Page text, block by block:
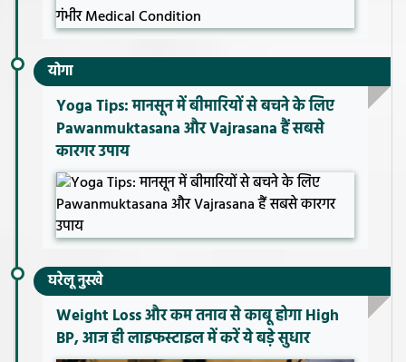
योगा
Yoga Tips: मानसून में बीमारियों से बचने के लिए
Pawanmuktasana और Vajrasana हैं सबसे
कारगर उपाय
घरेलू नुस्खे
Weight Loss और कम तनाव से काबू होगा High
BP, आज ही लाइफस्टाइल में करें ये बड़े सुधार